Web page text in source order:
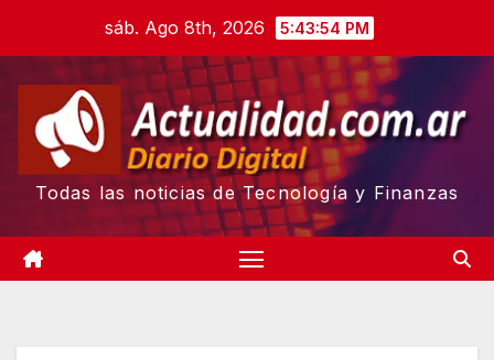
content
sáb. Ago 8th, 2026 5:43:55 PM
Todas las noticias de Tecnología y Finanzas